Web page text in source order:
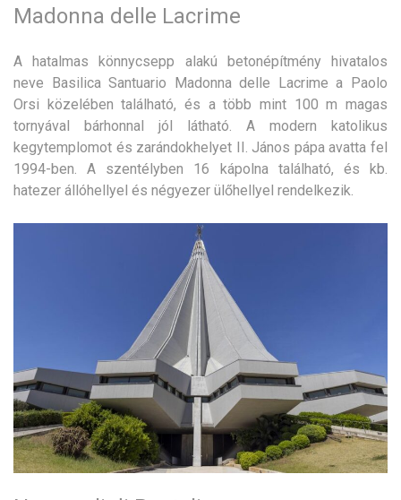
Madonna delle Lacrime
A hatalmas könnycsepp alakú betonépítmény hivatalos
neve Basilica Santuario Madonna delle Lacrime a Paolo
Orsi közelében található, és a több mint 100 m magas
tornyával bárhonnal jól látható. A modern katolikus
kegytemplomot és zarándokhelyet II. János pápa avatta fel
1994-ben. A szentélyben 16 kápolna található, és kb.
hatezer állóhellyel és négyezer ülőhellyel rendelkezik.